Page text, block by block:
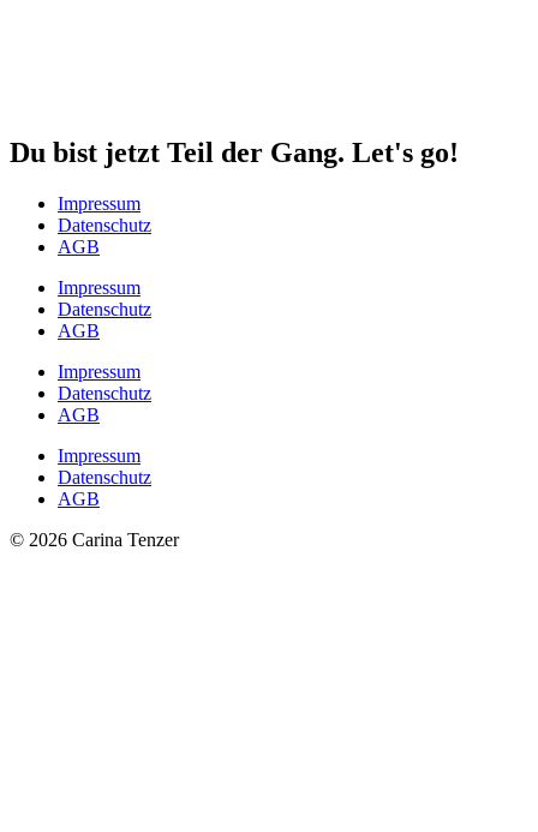
Du bist jetzt Teil der Gang. Let's go!
Impressum
Datenschutz
AGB
Impressum
Datenschutz
AGB
Impressum
Datenschutz
AGB
Impressum
Datenschutz
AGB
© 2026 Carina Tenzer